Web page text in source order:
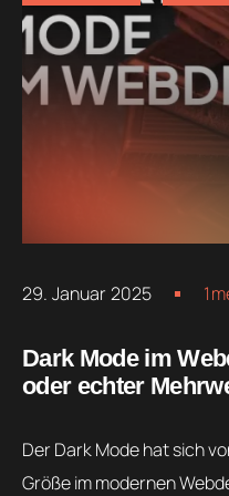
29. Januar 2025
Dark Mode im
oder echter
Der Dark Mode hat sich
Größe im modernen